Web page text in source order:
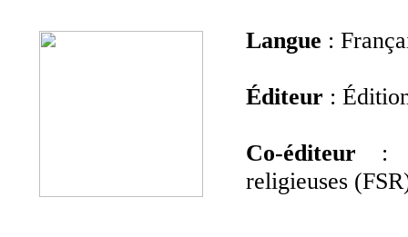
Langue :
Éditeur :
Co-éditeur :
religieuses